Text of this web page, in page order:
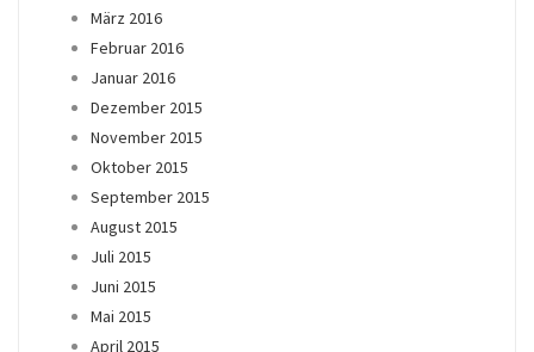
März 2016
Februar 2016
Januar 2016
Dezember 2015
November 2015
Oktober 2015
September 2015
August 2015
Juli 2015
Juni 2015
Mai 2015
April 2015